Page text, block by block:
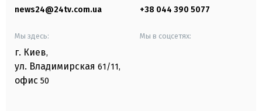
news24@24tv.com.ua +38 044 390 5077
Мы здесь:
г. Киев,
ул. Владимирская 61/11,
офис 50
Мы в соцсетях: